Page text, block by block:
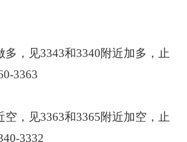
多，见3343和3340附近加多，止
3363
空，见3363和3365附近加空，止
3332